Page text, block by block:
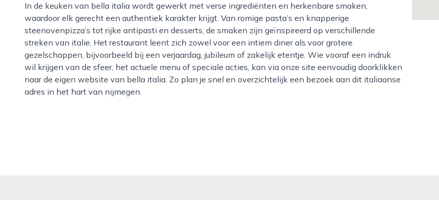
In de keuken van bella italia wordt gewerkt met verse ingrediënten en herkenbare smaken,
waardoor elk gerecht een authentiek karakter krijgt. Van romige pasta’s en knapperige
steenovenpizza’s tot rijke antipasti en desserts, de smaken zijn geïnspireerd op verschillende
streken van italie. Het restaurant leent zich zowel voor een intiem diner als voor grotere
gezelschappen, bijvoorbeeld bij een verjaardag, jubileum of zakelijk etentje. Wie vooraf een indruk
wil krijgen van de sfeer, het actuele menu of speciale acties, kan via onze site eenvoudig doorklikken
naar de eigen website van bella italia. Zo plan je snel en overzichtelijk een bezoek aan dit italiaanse
adres in het hart van nijmegen.